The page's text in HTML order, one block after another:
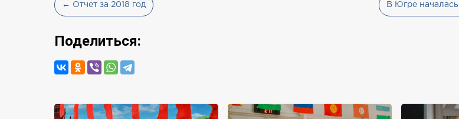
← Отчет за 2018 год В Югре
Поделиться: